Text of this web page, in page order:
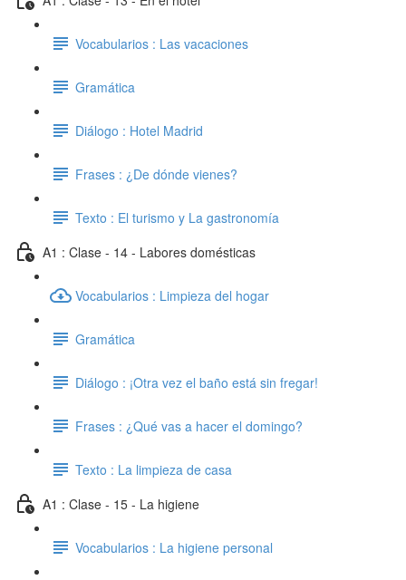
Vocabularios : Las vacaciones
Gramática
Diálogo : Hotel Madrid
Frases : ¿De dónde vienes?
Texto : El turismo y La gastronomía
A1 : Clase - 14 - Labores domésticas
Vocabularios : Limpieza del hogar
Gramática
Diálogo : ¡Otra vez el baño está sin fregar!
Frases : ¿Qué vas a hacer el domingo?
Texto : La limpieza de casa
A1 : Clase - 15 - La higiene
Vocabularios : La higiene personal